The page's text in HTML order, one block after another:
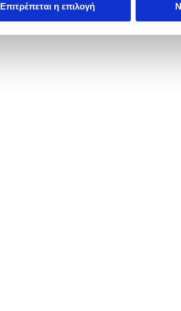
Επιτρέπεται η επιλογή